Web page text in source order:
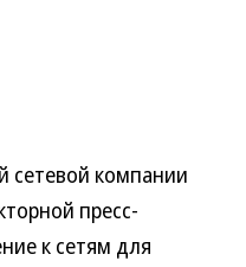
сетевой компании
пресс-
к сетям для